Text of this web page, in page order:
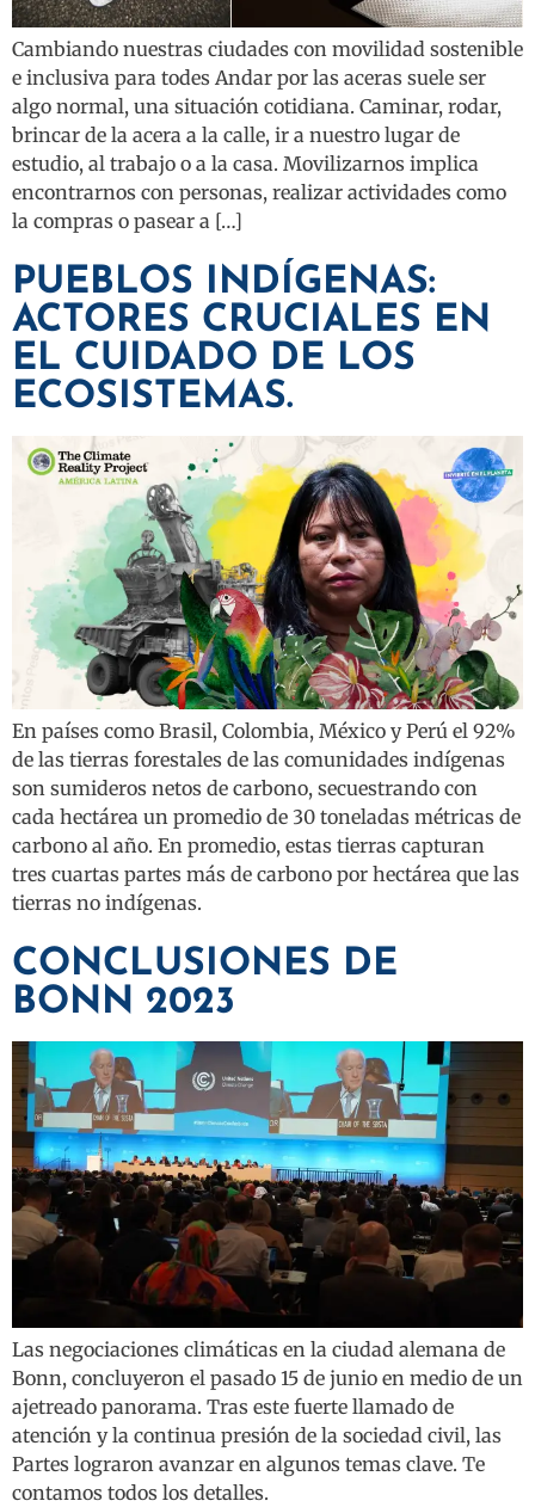
Cambiando nuestras ciudades con movilidad sostenible
e inclusiva para todes Andar por las aceras suele ser
algo normal, una situación cotidiana. Caminar, rodar,
brincar de la acera a la calle, ir a nuestro lugar de
estudio, al trabajo o a la casa. Movilizarnos implica
encontrarnos con personas, realizar actividades como
la compras o pasear a […]
PUEBLOS INDÍGENAS:
ACTORES CRUCIALES EN
EL CUIDADO DE LOS
ECOSISTEMAS.
En países como Brasil, Colombia, México y Perú el 92%
de las tierras forestales de las comunidades indígenas
son sumideros netos de carbono, secuestrando con
cada hectárea un promedio de 30 toneladas métricas de
carbono al año. En promedio, estas tierras capturan
tres cuartas partes más de carbono por hectárea que las
tierras no indígenas.
CONCLUSIONES DE
BONN 2023
Las negociaciones climáticas en la ciudad alemana de
Bonn, concluyeron el pasado 15 de junio en medio de un
ajetreado panorama. Tras este fuerte llamado de
atención y la continua presión de la sociedad civil, las
Partes lograron avanzar en algunos temas clave. Te
contamos todos los detalles.